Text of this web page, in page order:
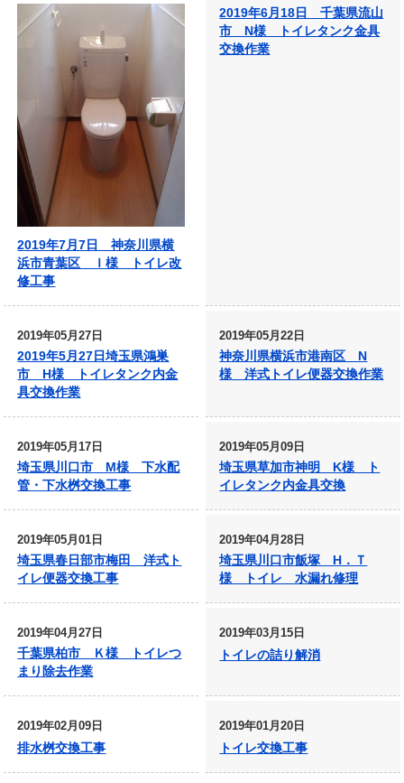
2019年7月7日 神奈川県横
浜市青葉区 Ｉ様 トイレ改
修工事
2019年6月18日 千葉県流山
市 N様 トイレタンク金具
交換作業
2019年05月27日
2019年5月27日埼玉県鴻巣
市 H様 トイレタンク内金
具交換作業
2019年05月22日
神奈川県横浜市港南区 N
様 洋式トイレ便器交換作業
2019年05月17日
埼玉県川口市 M様 下水配
管・下水桝交換工事
2019年05月09日
埼玉県草加市神明 K様 ト
イレタンク内金具交換
2019年05月01日
埼玉県春日部市梅田 洋式ト
イレ便器交換工事
2019年04月28日
埼玉県川口市飯塚 H．Ｔ
様 トイレ 水漏れ修理
2019年04月27日
千葉県柏市 Ｋ様 トイレつ
まり除去作業
2019年03月15日
トイレの詰り解消
2019年02月09日
排水桝交換工事
2019年01月20日
トイレ交換工事